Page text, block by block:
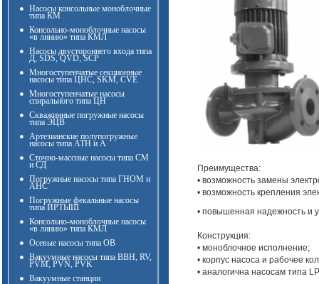
Насосы консольные моноблочные
типа КМ
Консольно-моноблочные насосы
«в линию» типа КМЛ
Насосы двустороннего входа типа
Д, SDS, QVD, SCP
Многоступенчатые секционные
насосы типа ЦНС, SKM, CVE
Многоступенчатые насосы
спирального типа ЦН
Скважинные погружные насосы
типа ЭЦВ
Артезианские полупогружные
насосы типа АТН и А
Сточно-массные насосы типа СМ
и СД
Погружные насосы типа ГНОМ и
АНС
Погружные фекальные насосы
типа ИРТЫШ
Консольно-моноблочные насосы
«в линию» типа КМЛ
Осевые насосы типа ОВ
Вакуумные насосы типа ВВН, RV,
PVM, PVN, PVK
Вакуумные станции
Преимущества:
• возможность замены
• возможность крепления
• повышенная надежность и
Конструкция:
• моноблочное исполнение;
• корпус насоса и рабочее
• аналогична насосам типа